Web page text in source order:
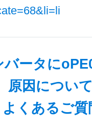
バータに
原因につい
くあるご